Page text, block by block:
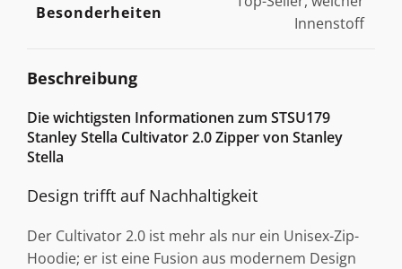
Besonderheiten
Innenstoff
Beschreibung
Die wichtigsten Informationen zum STSU179
Stanley Stella Cultivator 2.0 Zipper von Stanley
Stella
Design trifft auf Nachhaltigkeit
Der Cultivator 2.0 ist mehr als nur ein Unisex-Zip-
Hoodie; er ist eine Fusion aus modernem Design